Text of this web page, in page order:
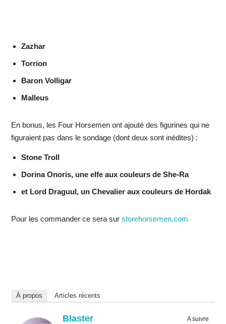
Zazhar
Torrion
Baron Volligar
Malleus
En bonus, les Four Horsemen ont ajouté des figurines qui ne
figuraient pas dans le sondage (dont deux sont inédites) :
Stone Troll
Dorina Onoris, une elfe aux couleurs de She-Ra
et Lord Draguul, un Chevalier aux couleurs de Hordak
Pour les commander ce sera sur storehorsemen.com
À propos Articles récents
A suivre
Blaster